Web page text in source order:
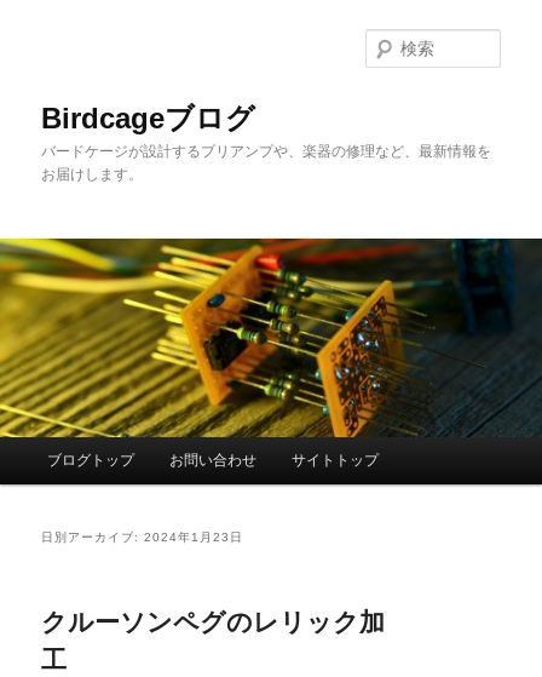
へ
移
動
移
動
Birdcageブログ
バードケージが設計するプリアンプや、楽器の修理など、最新情報を
お届けします。
索
イ
ブログトップ お問い合わせ サイトトップ
日別アーカイブ:2024年1月23日
クルーソンペグのレリック加
工